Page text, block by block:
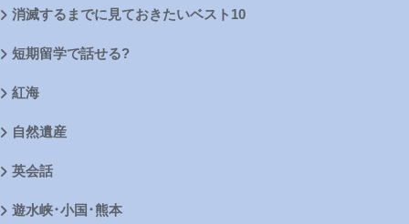
消滅するまでに見ておきたいベスト10
短期留学で話せる?
紅海
自然遺産
英会話
遊水峡･小国･熊本